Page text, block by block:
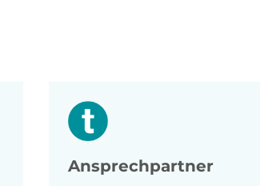
Ansprechpartner